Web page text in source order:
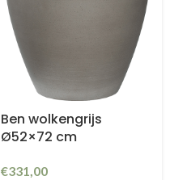
Ben wolkengrijs
Ø52×72 cm
€331,00